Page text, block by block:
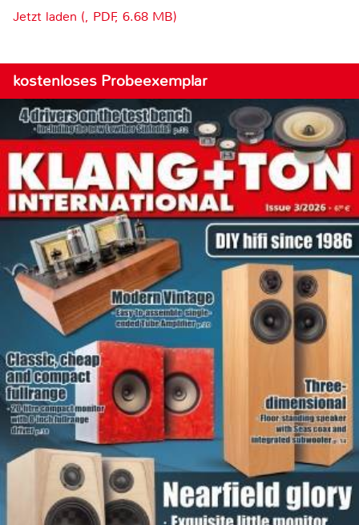
Jetzt laden (, PDF, 6.68 MB)
kostenloses Probeexemplar